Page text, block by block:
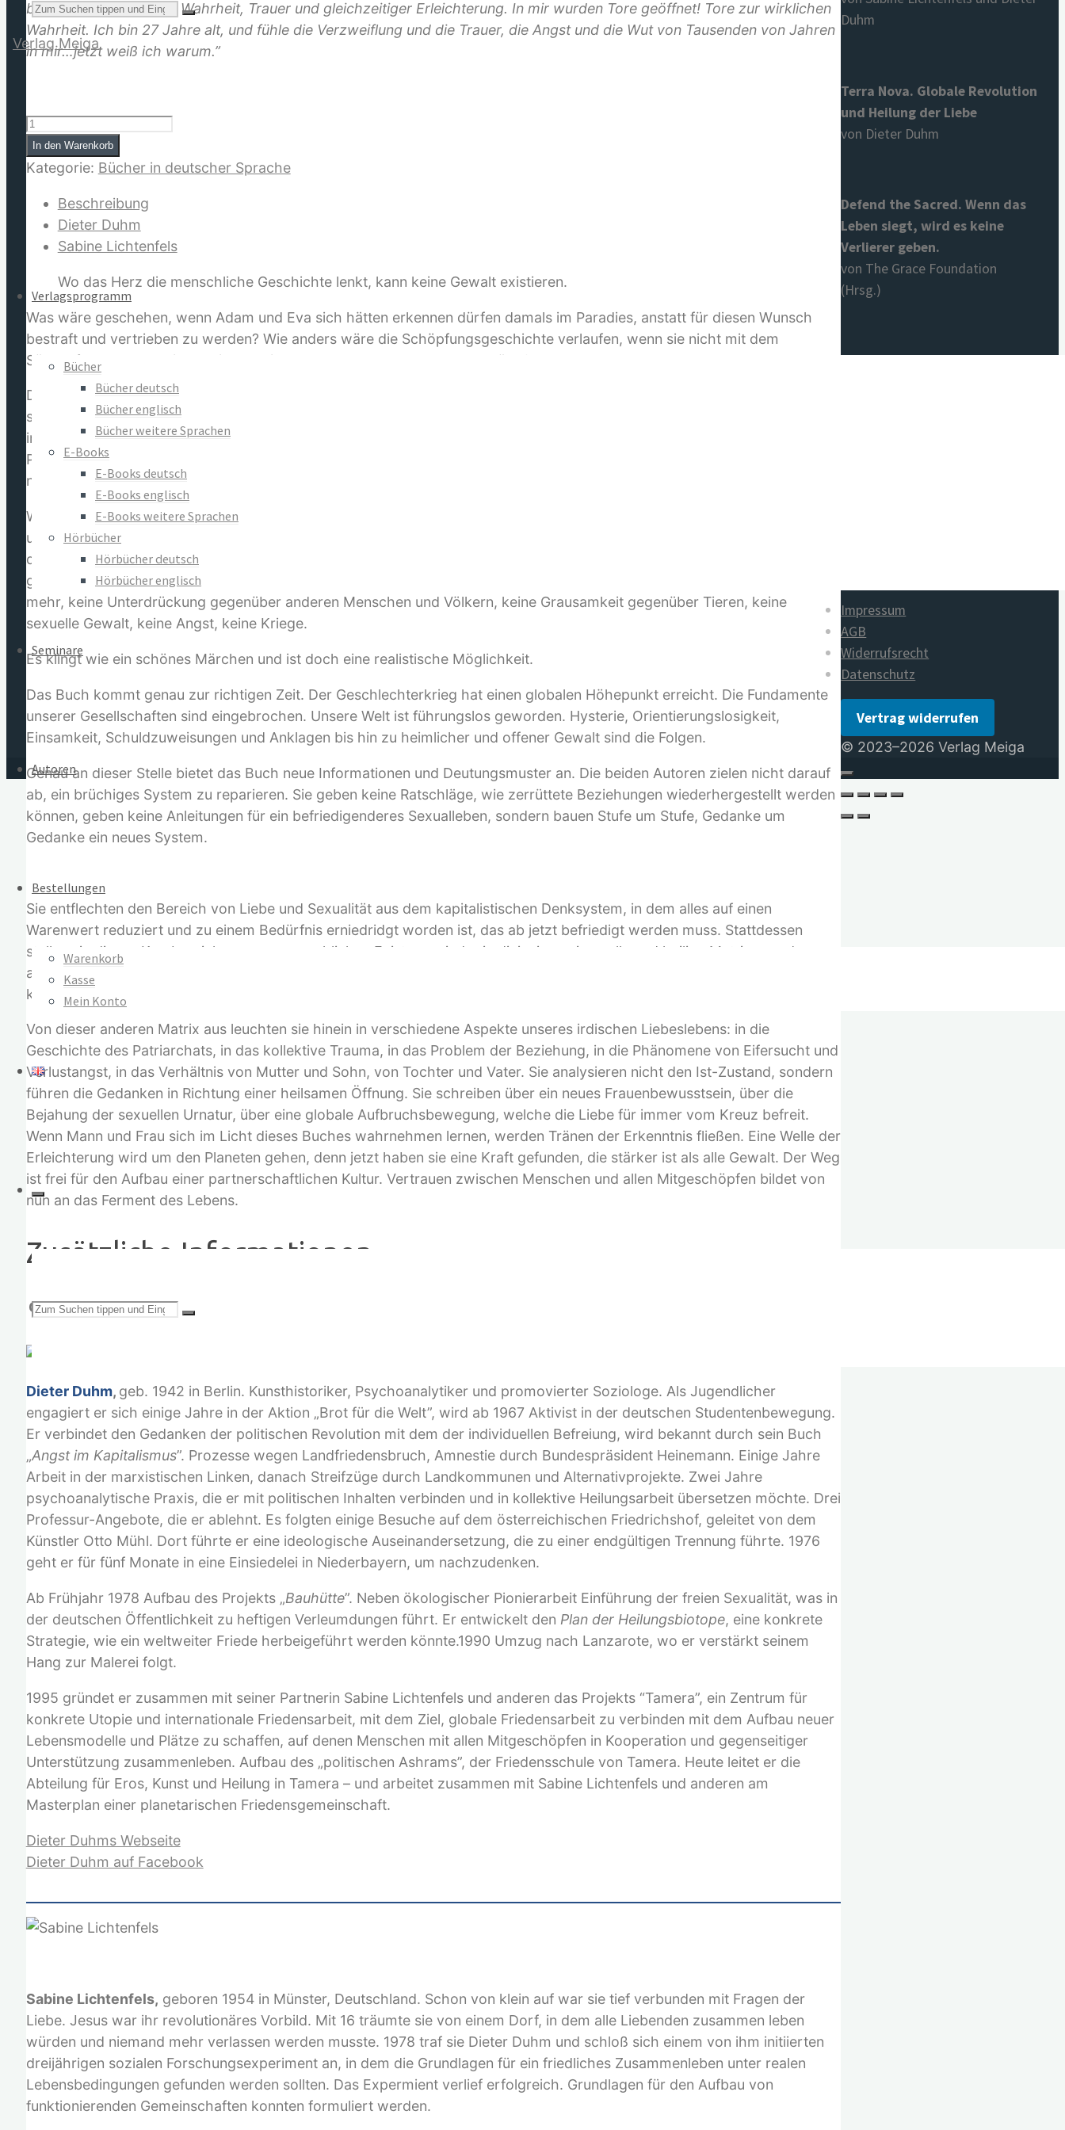
Suchen
nach:
Verlagsprogramm
Bücher
Bücher deutsch
Bücher englisch
Bücher weitere Sprachen
E-Books
E-Books deutsch
E-Books englisch
E-Books weitere Sprachen
Hörbücher
Hörbücher deutsch
Hörbücher englisch
Seminare
Autoren
Bestellungen
Warenkorb
Kasse
Mein Konto
Suchen
nach:
beim Lesen Tränen der Wahrheit, Trauer und gleichzeitiger Erleichterung. In mir wurden Tore geöffnet! Tore zur wirklichen
Wahrheit. Ich bin 27 Jahre alt, und fühle die Verzweiflung und die Trauer, die Angst und die Wut von Tausenden von Jahren
in mir…jetzt weiß ich warum.”
Und
sie
erkannten
Das
Ende
der
Gewalt
Menge
In den Warenkorb
Kategorie: Bücher in deutscher Sprache
Beschreibung
Dieter Duhm
Sabine Lichtenfels
Wo das Herz die menschliche Geschichte lenkt, kann keine Gewalt existieren.
Was wäre geschehen, wenn Adam und Eva sich hätten erkennen dürfen damals im Paradies, anstatt für diesen Wunsch
bestraft und vertrieben zu werden? Wie anders wäre die Schöpfungsgeschichte verlaufen, wenn sie nicht mit dem
Sündenfall, sondern mit der Liebe zwischen Mann und Frau begonnen hätte?
Das vorliegende Buch kreist um einen neuen Ausgangspunkt für den Frieden zwischen den Geschlechtern und entwickelt
sich dabei beinahe von selbst zu einem neuen Schöpfungsbericht. Die Autoren zeigen eine Fülle von neuen Paradigmen auf
im Verhältnis von Mann und Frau. Sie tun dies nicht nur theoretisch, sondern sprechen aus ihrer über 40-jährigen
Partnerschaft und Lebenserfahrung als Gründer eines radikalen Gemeinschaftsprojekts. Mit den von ihnen formulierten
neuen Paradigmen verändern sie kardinale Grundeinstellungen im Sozialgefüge unserer Zeit.
Winzige Veränderungen in einer Ausgangsgleichung können, so lehrt uns die Chaosforschung, zu vollkommen
unterschiedlichen Ergebnissen führen. Das gilt auch im menschlichen Milieu: Wenn sich die hier formulierten Paradigmen
durchsetzen, nimmt die Entwicklung auf der Erde eine andere Richtung: hin zu einem tief humanen Menschen, der
gewaltige kreative Kräfte freizusetzen vermag und damit friedliche Gesellschaften errichtet. Es gibt dann keine Verlierer
mehr, keine Unterdrückung gegenüber anderen Menschen und Völkern, keine Grausamkeit gegenüber Tieren, keine
sexuelle Gewalt, keine Angst, keine Kriege.
Es klingt wie ein schönes Märchen und ist doch eine realistische Möglichkeit.
Das Buch kommt genau zur richtigen Zeit. Der Geschlechterkrieg hat einen globalen Höhepunkt erreicht. Die Fundamente
unserer Gesellschaften sind eingebrochen. Unsere Welt ist führungslos geworden. Hysterie, Orientierungslosigkeit,
Einsamkeit, Schuldzuweisungen und Anklagen bis hin zu heimlicher und offener Gewalt sind die Folgen.
Genau an dieser Stelle bietet das Buch neue Informationen und Deutungsmuster an. Die beiden Autoren zielen nicht darauf
ab, ein brüchiges System zu reparieren. Sie geben keine Ratschläge, wie zerrüttete Beziehungen wiederhergestellt werden
können, geben keine Anleitungen für ein befriedigenderes Sexualleben, sondern bauen Stufe um Stufe, Gedanke um
Gedanke ein neues System.
Sie entflechten den Bereich von Liebe und Sexualität aus dem kapitalistischen Denksystem, in dem alles auf einen
Warenwert reduziert und zu einem Bedürfnis erniedridgt worden ist, das ab jetzt befriedigt werden muss. Stattdessen
stellen sie diesen Kernbereich unserer menschlichen Existenz wieder in diejenige universelle und heilige Matrix, aus der
alles Leben kommt. In dieser Matrix folgt das Leben einer anderen Logik und Ethik, die wir Menschen jetzt wieder erlernen
können.
Von dieser anderen Matrix aus leuchten sie hinein in verschiedene Aspekte unseres irdischen Liebeslebens: in die
Geschichte des Patriarchats, in das kollektive Trauma, in das Problem der Beziehung, in die Phänomene von Eifersucht und
Verlustangst, in das Verhältnis von Mutter und Sohn, von Tochter und Vater. Sie analysieren nicht den Ist-Zustand, sondern
führen die Gedanken in Richtung einer heilsamen Öffnung. Sie schreiben über ein neues Frauenbewusstsein, über die
Bejahung der sexuellen Urnatur, über eine globale Aufbruchsbewegung, welche die Liebe für immer vom Kreuz befreit.
Wenn Mann und Frau sich im Licht dieses Buches wahrnehmen lernen, werden Tränen der Erkenntnis fließen. Eine Welle der
Erleichterung wird um den Planeten gehen, denn jetzt haben sie eine Kraft gefunden, die stärker ist als alle Gewalt. Der Weg
ist frei für den Aufbau einer partnerschaftlichen Kultur. Vertrauen zwischen Menschen und allen Mitgeschöpfen bildet von
nun an das Ferment des Lebens.
Zusätzliche Informationen
Gewicht0.9 kg
Dieter Duhm, geb. 1942 in Berlin. Kunsthistoriker, Psychoanalytiker und promovierter Soziologe. Als Jugendlicher
engagiert er sich einige Jahre in der Aktion „Brot für die Welt”, wird ab 1967 Aktivist in der deutschen Studentenbewegung.
Er verbindet den Gedanken der politischen Revolution mit dem der individuellen Befreiung, wird bekannt durch sein Buch
„Angst im Kapitalismus”. Prozesse wegen Landfriedensbruch, Amnestie durch Bundespräsident Heinemann. Einige Jahre
Arbeit in der marxistischen Linken, danach Streifzüge durch Landkommunen und Alternativprojekte. Zwei Jahre
psychoanalytische Praxis, die er mit politischen Inhalten verbinden und in kollektive Heilungsarbeit übersetzen möchte. Drei
Professur-Angebote, die er ablehnt. Es folgten einige Besuche auf dem österreichischen Friedrichshof, geleitet von dem
Künstler Otto Mühl. Dort führte er eine ideologische Auseinandersetzung, die zu einer endgültigen Trennung führte. 1976
geht er für fünf Monate in eine Einsiedelei in Niederbayern, um nachzudenken.
Ab Frühjahr 1978 Aufbau des Projekts „Bauhütte”. Neben ökologischer Pionierarbeit Einführung der freien Sexualität, was in
der deutschen Öffentlichkeit zu heftigen Verleumdungen führt. Er entwickelt den Plan der Heilungsbiotope, eine konkrete
Strategie, wie ein weltweiter Friede herbeigeführt werden könnte.1990 Umzug nach Lanzarote, wo er verstärkt seinem
Hang zur Malerei folgt.
1995 gründet er zusammen mit seiner Partnerin Sabine Lichtenfels und anderen das Projekts “Tamera”, ein Zentrum für
konkrete Utopie und internationale Friedensarbeit, mit dem Ziel, globale Friedensarbeit zu verbinden mit dem Aufbau neuer
Lebensmodelle und Plätze zu schaffen, auf denen Menschen mit allen Mitgeschöpfen in Kooperation und gegenseitiger
Unterstützung zusammenleben. Aufbau des „politischen Ashrams”, der Friedensschule von Tamera. Heute leitet er die
Abteilung für Eros, Kunst und Heilung in Tamera – und arbeitet zusammen mit Sabine Lichtenfels und anderen am
Masterplan einer planetarischen Friedensgemeinschaft.
Dieter Duhms Webseite
Dieter Duhm auf Facebook
Sabine Lichtenfels, geboren 1954 in Münster, Deutschland. Schon von klein auf war sie tief verbunden mit Fragen der
Liebe. Jesus war ihr revolutionäres Vorbild. Mit 16 träumte sie von einem Dorf, in dem alle Liebenden zusammen leben
würden und niemand mehr verlassen werden musste. 1978 traf sie Dieter Duhm und schloß sich einem von ihm initiierten
dreijährigen sozialen Forschungsexperiment an, in dem die Grundlagen für ein friedliches Zusammenleben unter realen
Lebensbedingungen gefunden werden sollten. Das Expermient verlief erfolgreich. Grundlagen für den Aufbau von
funktionierenden Gemeinschaften konnten formuliert werden.
Duhm
Terra Nova. Globale Revolution
und Heilung der Liebe
von Dieter Duhm
Defend the Sacred. Wenn das
Leben siegt, wird es keine
Verlierer geben.
von The Grace Foundation
(Hrsg.)
Die Entscheidung. Innere
Impressum
AGB
Widerrufsrecht
Datenschutz
Vertrag widerrufen
© 2023–2026 Verlag Meiga